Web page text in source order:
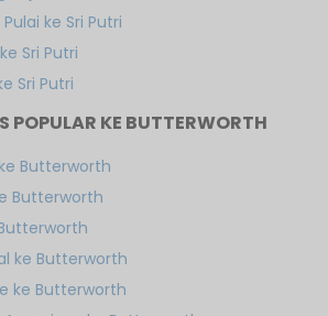
ke Sri Putri
Sri Putri
Sri Putri
POPULAR KE BUTTERWORTH
Butterworth
Butterworth
ke Butterworth
ke Butterworth